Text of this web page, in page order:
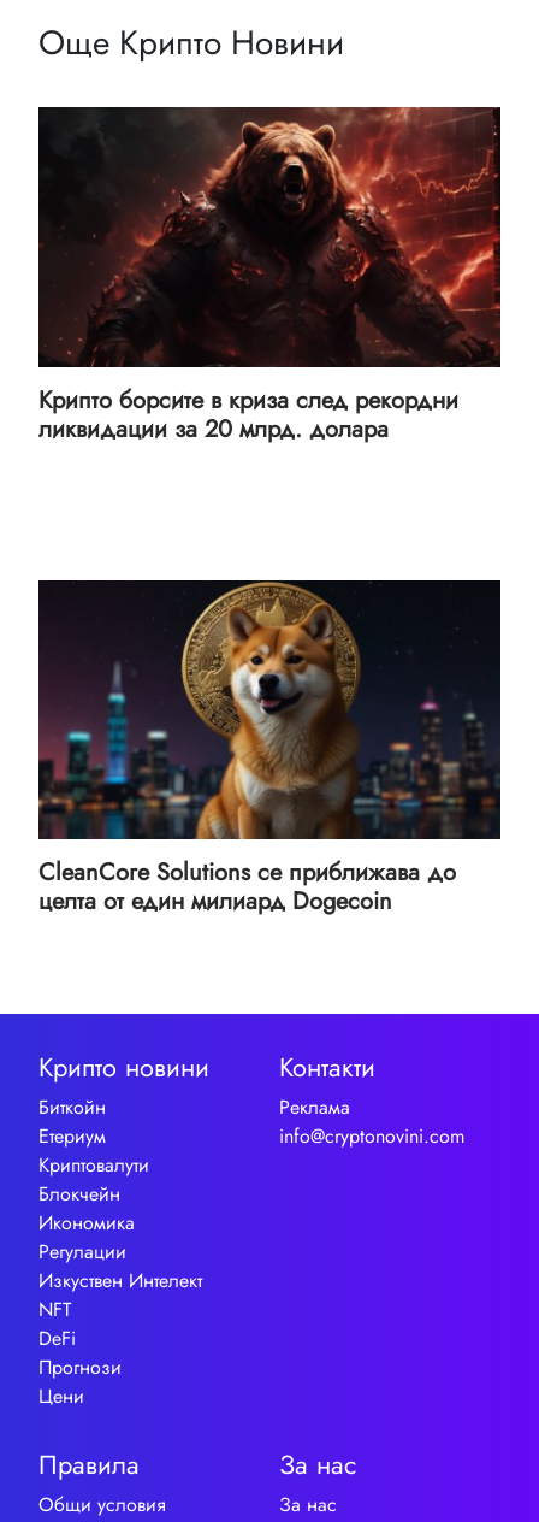
Още Крипто Новини
Крипто борсите в криза след рекордни
ликвидации за 20 млрд. долара
CleanCore Solutions се приближава до
целта от един милиард Dogecoin
Крипто новини
Биткойн
Етериум
Криптовалути
Блокчейн
Икономика
Регулации
Изкуствен Интелект
NFT
DeFi
Прогнози
Цени
Контакти
Реклама
info@cryptonovini.com
Правила
Общи условия
За нас
За нас